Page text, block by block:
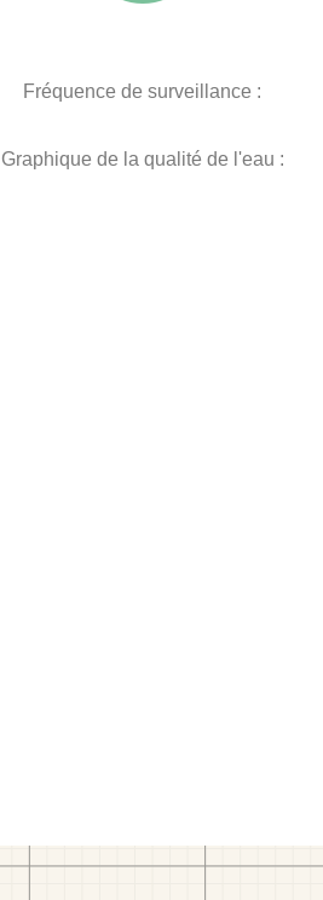
Fréquence de surveillance :
Graphique de la qualité de l'eau :